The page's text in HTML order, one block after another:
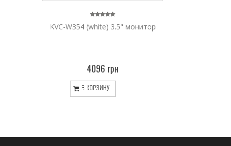
KVC-W354 (white) 3.5" монитор
4096 грн
В КОРЗИНУ